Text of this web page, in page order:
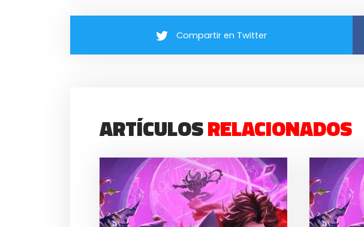
Compartir en Twitter
ARTÍCULOSRELACIONADOS